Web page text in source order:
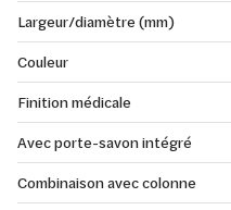
Largeur/diamètre (mm)
Couleur
Finition médicale
Avec porte-savon intégré
Combinaison avec colonne